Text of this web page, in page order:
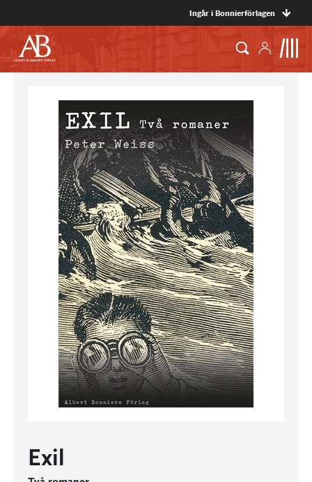
Ingår i Bonnierförlagen
Exil